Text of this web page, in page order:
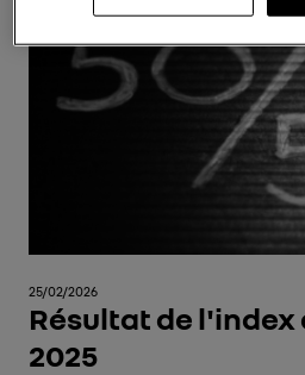
25/02/2026
Résultat de l'index
2025